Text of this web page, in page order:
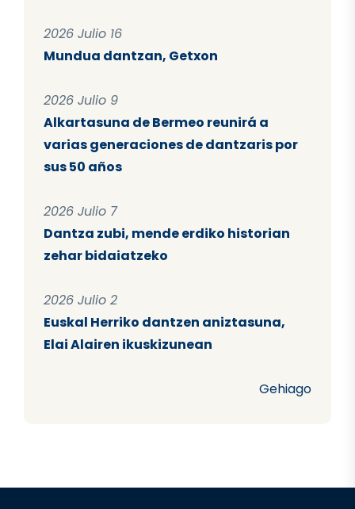
2026 Julio 16
Mundua dantzan, Getxon
2026 Julio 9
Alkartasuna de Bermeo reunirá a
varias generaciones de dantzaris por
sus 50 años
2026 Julio 7
Dantza zubi, mende erdiko historian
zehar bidaiatzeko
2026 Julio 2
Euskal Herriko dantzen aniztasuna,
Elai Alairen ikuskizunean
Gehiago